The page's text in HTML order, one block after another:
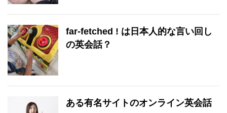
far-fetched ! は日本人的な言い回し
の英会話？
ある有名サイトのオンライン英会話